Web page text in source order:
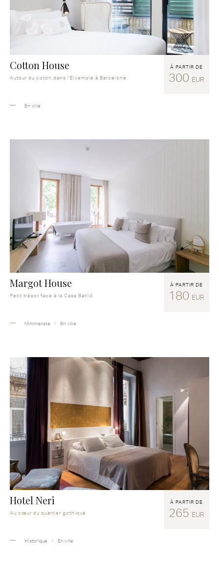
Cotton House
Autour du coton dans l'Eixample à Barcelone
À PARTIR DE
300 EUR
En ville
Margot House
Petit trésor face à la Casa Batlló
À PARTIR DE
180 EUR
Minimaliste En ville
Hotel Neri
Au cœur du quartier gothique
À PARTIR DE
265 EUR
Historique En ville